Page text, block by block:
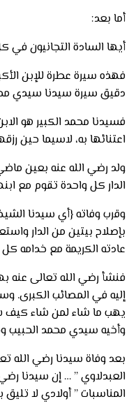
أما بعد:
أيها السادة التجانيون في
فهذه سيرة عطرة للإبن
دقيق سيرة سيدنا سيدي
فسيدنا محمد الكبير هو
اعتنائها به، لاسيما حين
ولد رضي الله عنه بعين
الدار كل واحدة تقوم مع
وقرب وفاته {أي سيدنا
بإصلاح بيتين من الدار
عادته الكريمة مع خدامه
فنشأ رضي الله تعالى عنه
إليه في المصائب الكبرى.
يهب ما شاء لمن شاء كيف
وأخيه سيدي محمد الحبيب
بعد وفاة سيدنا رضي الله
العبدلاوي ” … إن سيدنا
المناسبات ” أولادي لا تليق